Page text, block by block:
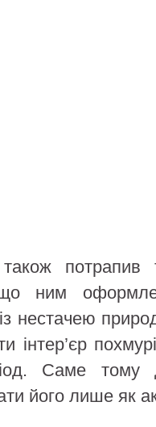
потрапив
ним
нестачею
інтер’єр
Саме тому
його лише як